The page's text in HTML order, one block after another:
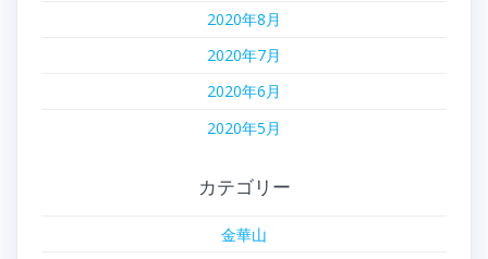
2020年8月
2020年7月
2020年6月
2020年5月
カテゴリー
金華山